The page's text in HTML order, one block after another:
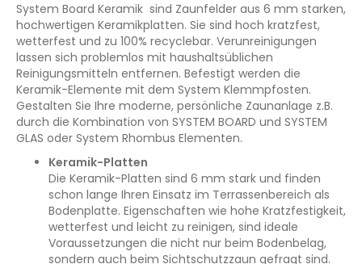
System Board Keramik sind Zaunfelder aus 6 mm starken,
hochwertigen Keramikplatten. Sie sind hoch kratzfest,
wetterfest und zu 100% recyclebar. Verunreinigungen
lassen sich problemlos mit haushaltsüblichen
Reinigungsmitteln entfernen. Befestigt werden die
Keramik-Elemente mit dem System Klemmpfosten.
Gestalten Sie Ihre moderne, persönliche Zaunanlage z.B.
durch die Kombination von SYSTEM BOARD und SYSTEM
GLAS oder System Rhombus Elementen.
Keramik-Platten
Die Keramik-Platten sind 6 mm stark und finden
schon lange Ihren Einsatz im Terrassenbereich als
Bodenplatte. Eigenschaften wie hohe Kratzfestigkeit,
wetterfest und leicht zu reinigen, sind ideale
Voraussetzungen die nicht nur beim Bodenbelag,
sondern auch beim Sichtschutzzaun gefragt sind.